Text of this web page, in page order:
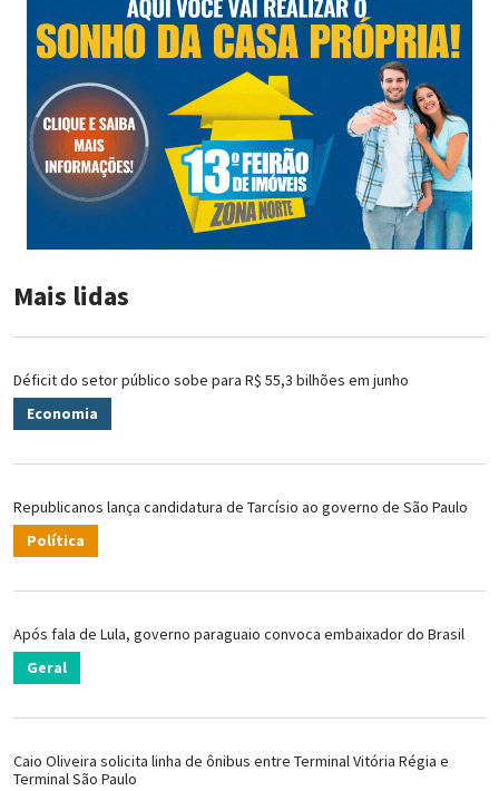
Mais lidas
Déficit do setor público sobe para R$ 55,3 bilhões em junho
Economia
Republicanos lança candidatura de Tarcísio ao governo de São Paulo
Política
Após fala de Lula, governo paraguaio convoca embaixador do Brasil
Geral
Caio Oliveira solicita linha de ônibus entre Terminal Vitória Régia e
Terminal São Paulo